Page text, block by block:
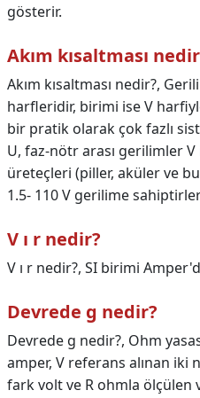
gösterir.
Akım kısaltması
Akım kısaltması nedir?,
harfleridir, birimi ise V
bir pratik olarak çok fazlı
U, faz-nötr arası gerilimler
üreteçleri (piller, aküler ve
1.5- 110 V gerilime
V ı r nedir?
V ı r nedir?, SI birimi
Devrede g nedir?
Devrede g nedir?, Ohm
amper, V referans alınan iki
fark volt ve R ohmla ölçülen